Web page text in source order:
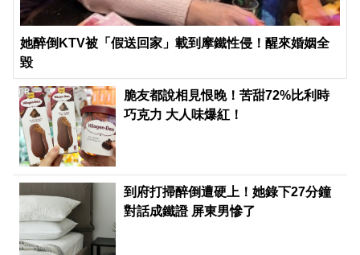
她醉倒KTV被「假送回家」載到摩鐵性侵！醒來婚姻全
毀
脆友都說相見恨晚！苦甜72%比利時
巧克力 大人味爆紅！
PR
到府打掃醉倒遭硬上！她錄下27分鐘
對話成鐵證 屏東男慘了